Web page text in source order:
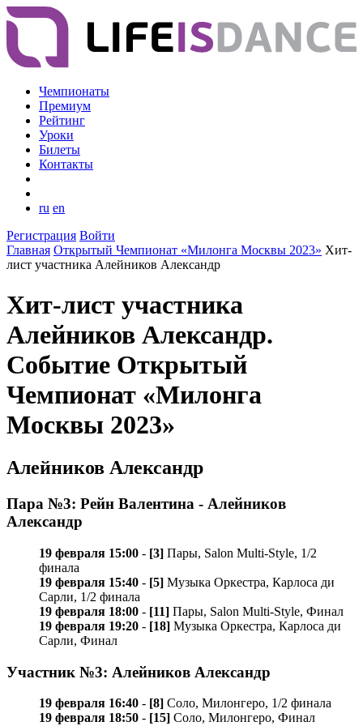
Чемпионаты
Премиум
Рейтинг
Уроки
Билеты
Контакты
ru en
Регистрация Войти
Главная Открытый Чемпионат «Милонга Москвы 2023» Хит-
лист участника Алейников Александр
Хит-лист участника
Алейников Александр.
Событие Открытый
Чемпионат «Милонга
Москвы 2023»
Алейников Александр
Пара №3: Рейн Валентина - Алейников
Александр
19 февраля 15:00 - [3] Пары, Salon Multi-Style, 1/2
финала
19 февраля 15:40 - [5] Музыка Оркестра, Карлосa ди
Сарли, 1/2 финала
19 февраля 18:00 - [11] Пары, Salon Multi-Style, Финал
19 февраля 19:20 - [18] Музыка Оркестра, Карлосa ди
Сарли, Финал
Участник №3: Алейников Александр
19 февраля 16:40 - [8] Соло, Милонгеро, 1/2 финала
19 февраля 18:50 - [15] Соло, Милонгеро, Финал